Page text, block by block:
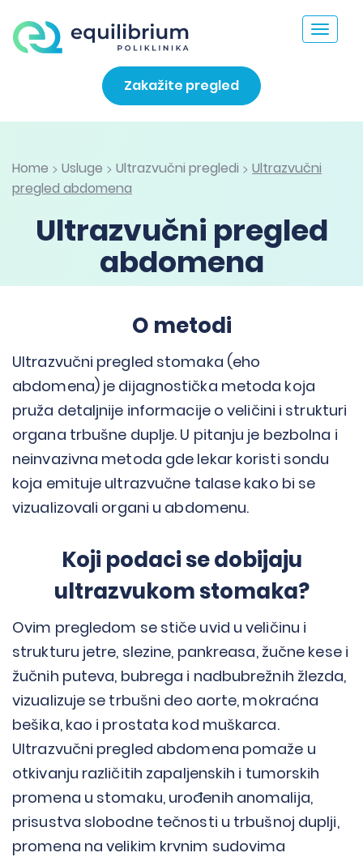
Toggle
Zakažite pregled
Home > Usluge > Ultrazvučni pregledi > Ultrazvučni
pregled abdomena
Ultrazvučni pregled
abdomena
O metodi
Ultrazvučni pregled stomaka (eho
abdomena) je dijagnostička metoda koja
pruža detaljnije informacije o veličini i strukturi
organa trbušne duplje. U pitanju je bezbolna i
neinvazivna metoda gde lekar koristi sondu
koja emituje ultrazvučne talase kako bi se
vizualizovali organi u abdomenu.
Koji podaci se dobijaju
ultrazvukom stomaka?
Ovim pregledom se stiče uvid u veličinu i
strukturu jetre, slezine, pankreasa, žučne kese i
žučnih puteva, bubrega i nadbubrežnih žlezda,
vizualizuje se trbušni deo aorte, mokraćna
bešika, kao i prostata kod muškarca.
Ultrazvučni pregled abdomena pomaže u
otkivanju različitih zapaljenskih i tumorskih
promena u stomaku, urođenih anomalija,
prisustva slobodne tečnosti u trbušnoj duplji,
promena na velikim krvnim sudovima